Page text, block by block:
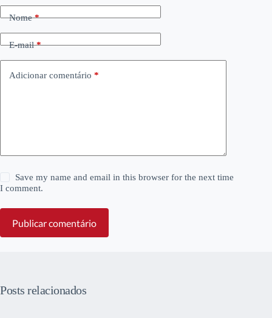
Nome*
E-mail*
Adicionar comentário *
Save my name and email in this browser for the next time
I comment.
Publicar comentário
Posts relacionados